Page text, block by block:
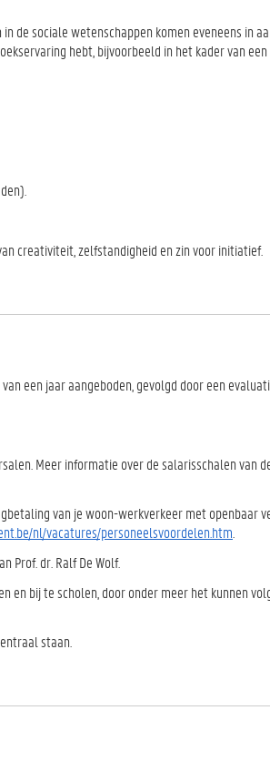
de sociale wetenschappen komen eveneens in
hebt, bijvoorbeeld in het kader van een
creativiteit, zelfstandigheid en zin voor initiatief.
een jaar aangeboden, gevolgd door een
Meer informatie over de salarisschalen van
van je woon-werkverkeer met openbaar
nl/vacatures/personeelsvoordelen.htm
Prof. dr. Ralf De Wolf.
en bij te scholen, door onder meer het kunnen
staan.